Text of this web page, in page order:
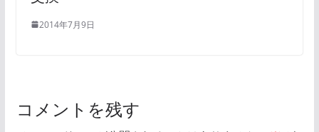
2014年7月9日
コメントを残す